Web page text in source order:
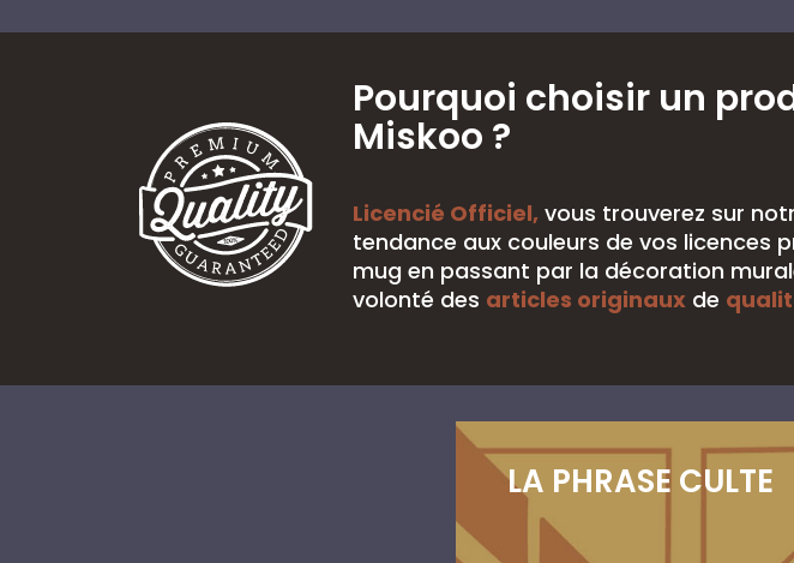
Pourquoi choisir un
Miskoo ?
Licencié Officiel, vous trouverez sur
tendance aux couleurs de vos licences
mug en passant par la décoration
volonté des articles originaux de
LA PHRASE CULTE